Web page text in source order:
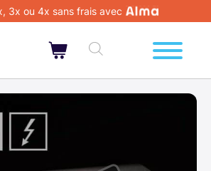
3x ou 4x sans frais avec